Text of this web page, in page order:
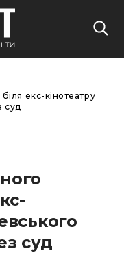
екс-кінотеатру
суд
суд